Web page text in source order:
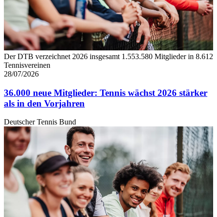
Der DTB verzeichnet 2026 insgesamt 1.553.580 Mitglieder in 8.612
Tennisvereinen
28/07/2026
36.000 neue Mitglieder: Tennis wächst 2026 stärker
als in den Vorjahren
Deutscher Tennis Bund